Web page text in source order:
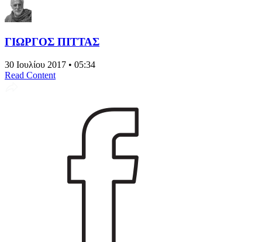
ΓΙΩΡΓΟΣ ΠΙΤΤΑΣ
30 Ιουλίου 2017 • 05:34
Read Content